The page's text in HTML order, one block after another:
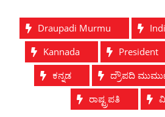
Draupadi Murmu
Kannada
President
ಕನ್ನಡ
ದ್ರೌಪದಿ
ರಾಷ್ಟ್ರಪತಿ